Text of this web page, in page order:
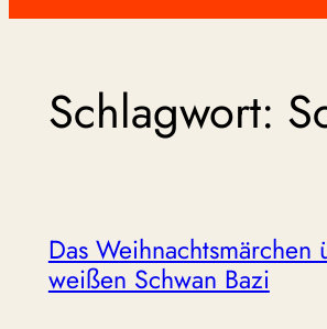
Schlagwort:
Das Weihnachtsmärchen
weißen Schwan Bazi